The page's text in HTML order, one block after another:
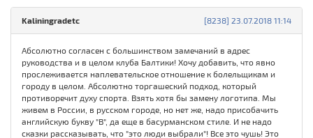
[8238] 23.07.2018 11:14
Kaliningradetc
Абсолютно согласен с большинством замечаний в адрес
руководства и в целом клуба Балтики! Хочу добавить, что явно
прослеживается наплевательское отношение к болельщикам и
городу в целом. Абсолютно торгашеский подход, который
противоречит духу спорта. Взять хотя бы замену логотипа. Мы
живем в России, в русском городе, но нет же, надо присобачить
английскую букву "B", да еще в басурманском стиле. И не надо
сказки рассказывать, что "это люди выбрали"! Все это чушь! Это